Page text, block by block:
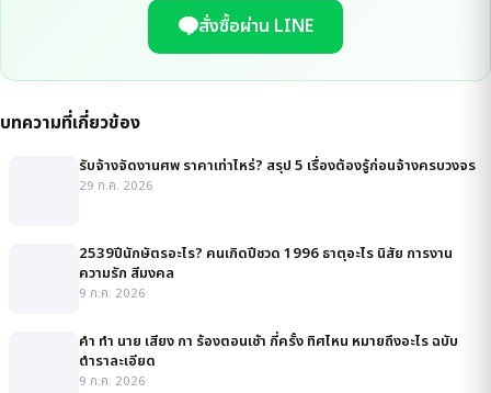
สั่งซื้อผ่าน LINE
บทความที่เกี่ยวข้อง
รับจ้างจัดงานศพ ราคาเท่าไหร่? สรุป 5 เรื่องต้องรู้ก่อนจ้างครบวงจร
29 ก.ค. 2026
2539ปีนักษัตรอะไร? คนเกิดปีชวด 1996 ธาตุอะไร นิสัย การงาน
ความรัก สีมงคล
9 ก.ค. 2026
คํา ทํา นาย เสียง กา ร้องตอนเช้า กี่ครั้ง ทิศไหน หมายถึงอะไร ฉบับ
ตำราละเอียด
9 ก.ค. 2026